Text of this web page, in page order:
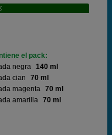
el pack:
negra 140 ml
cian
70 ml
magenta 70 ml
amarilla 70 ml